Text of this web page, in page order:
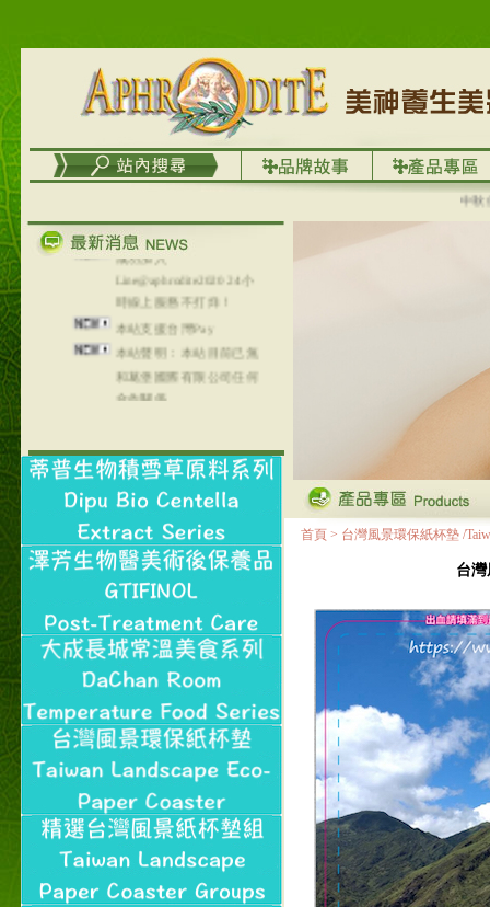
中秋優選
列，可以郵寄至部分亞太
在外租屋者、居住處無管
理員、不方便在工作地點
取件者，歡迎多多使用
【郵局i郵箱】的服務喔～
【i郵箱】設立的地點，請
成功加入
Line@aphrodite2020 24小
時線上服務不打烊！
本站支援台灣Pay
本站聲明：本站目前已無
和葛堡國際有限公司任何
合作關係
本站支援支付宝
NT$320(RMB￥71.00)
首頁 > 台灣風景環保紙杯墊 /
台灣